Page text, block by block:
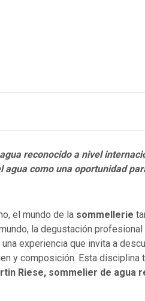
reconocido a nivel
agua como una oportunidad
el mundo de la sommellerie
la degustación
experiencia que invita a
y composición. Esta disciplina
Riese, sommelier de agua